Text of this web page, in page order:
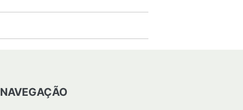
NAVEGAÇÃO